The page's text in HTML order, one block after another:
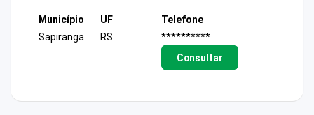
Município
Sapiranga
UF
RS
Telefone
**********
Consultar